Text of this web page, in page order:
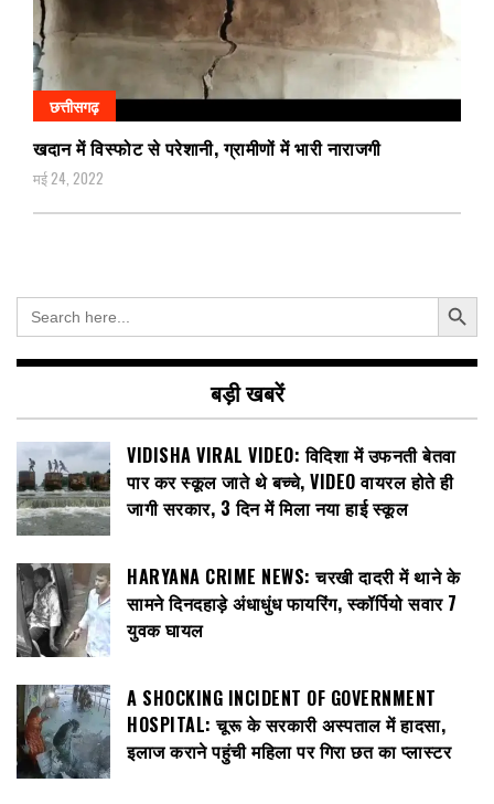
छत्तीसगढ़
खदान में विस्फोट से परेशानी, ग्रामीणों में भारी नाराजगी
मई 24, 2022
Search
for:
Search Button
बड़ी खबरें
VIDISHA VIRAL VIDEO: विदिशा में उफनती बेतवा
पार कर स्कूल जाते थे बच्चे, VIDEO वायरल होते ही
जागी सरकार, 3 दिन में मिला नया हाई स्कूल
HARYANA CRIME NEWS: चरखी दादरी में थाने के
सामने दिनदहाड़े अंधाधुंध फायरिंग, स्कॉर्पियो सवार 7
युवक घायल
A SHOCKING INCIDENT OF GOVERNMENT
HOSPITAL: चूरू के सरकारी अस्पताल में हादसा,
इलाज कराने पहुंची महिला पर गिरा छत का प्लास्टर